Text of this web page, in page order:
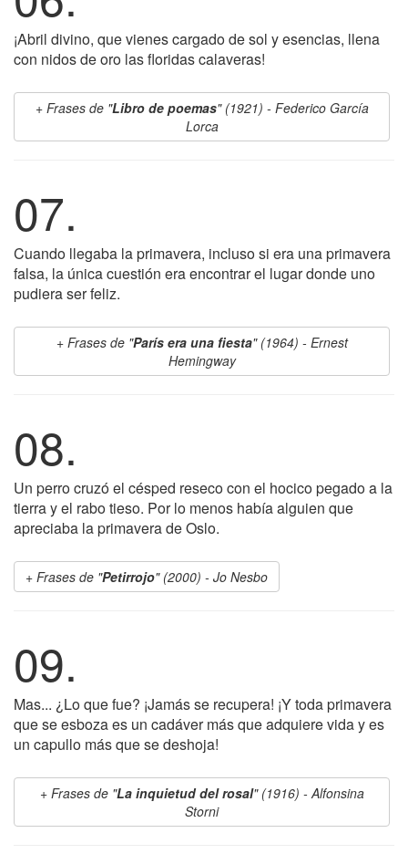
¡Abril divino, que vienes cargado de sol y esencias, llena
con nidos de oro las floridas calaveras!
Frases de "Libro de poemas" (1921) - Federico García
Lorca
07.
Cuando llegaba la primavera, incluso si era una primavera
falsa, la única cuestión era encontrar el lugar donde uno
pudiera ser feliz.
Frases de "París era una fiesta" (1964) - Ernest
Hemingway
08.
Un perro cruzó el césped reseco con el hocico pegado a la
tierra y el rabo tieso. Por lo menos había alguien que
apreciaba la primavera de Oslo.
Frases de "Petirrojo" (2000) - Jo Nesbo
09.
Mas... ¿Lo que fue? ¡Jamás se recupera! ¡Y toda primavera
que se esboza es un cadáver más que adquiere vida y es
un capullo más que se deshoja!
Frases de "La inquietud del rosal" (1916) - Alfonsina
Storni